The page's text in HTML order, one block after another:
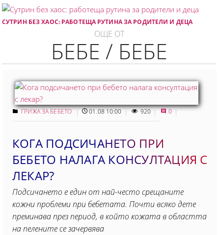
СУТРИН БЕЗ ХАОС: РАБОТЕЩА РУТИНА ЗА РОДИТЕЛИ И ДЕЦА
ОЩЕ ОТ
БЕБЕ / БЕБЕ
ГРИЖА ЗА БЕБЕТО 01.08 10:00 920 0
КОГА ПОДСИЧАНЕТО ПРИ
БЕБЕТО НАЛАГА КОНСУЛТАЦИЯ С
ЛЕКАР?
Подсичането е един от най-често срещаните
кожни проблеми при бебетата. Почти всяко дете
преминава през период, в който кожата в областта
на пелените се зачервява